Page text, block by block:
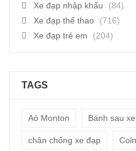
Xe đạp nhập khẩu
(84)
Xe đạp thể thao
(716)
Xe đạp trẻ em
(204)
TAGS
Aó Monton Bánh sau
chân chống xe đạp